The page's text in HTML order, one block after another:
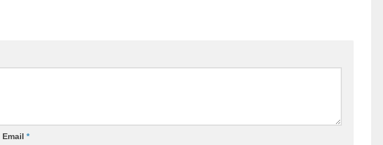
Email*